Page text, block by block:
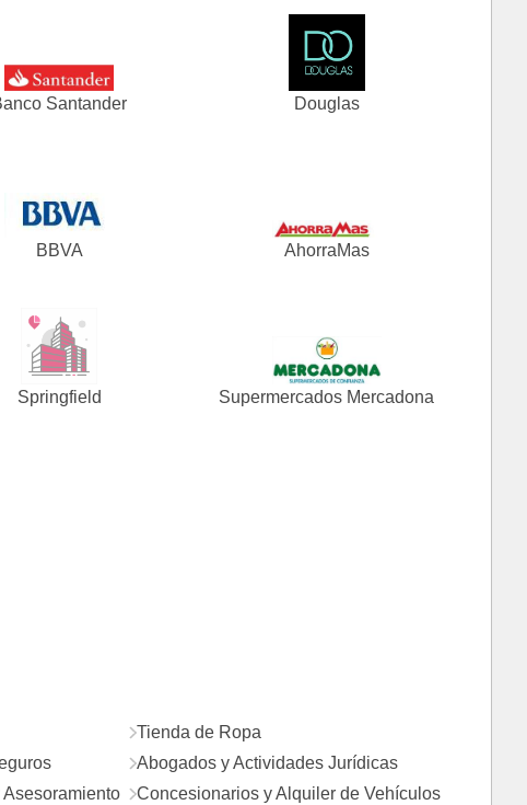
Santander Douglas
BBVA AhorraMas
Springfield Supermercados Mercadona
Tienda de Ropa
Abogados y Actividades Jurídicas
Concesionarios y Alquiler de Vehículos